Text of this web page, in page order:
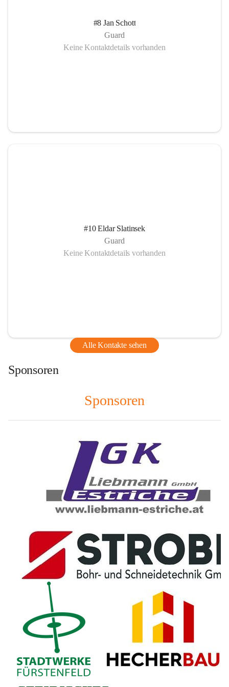
#8 Jan Schott
Guard
Keine Kontaktdetails vorhanden
#10 Eldar Slatinsek
Guard
Keine Kontaktdetails vorhanden
Alle Kontakte sehen
Sponsoren
Sponsoren